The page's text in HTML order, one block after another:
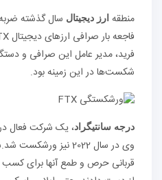
منطقه ارز دیجیتال سال گذشته
فرید، مدیر عامل این صرافی و
شکست‌ها در این زمینه بود.
درجه سانتیگراد، یک شرکت فعال
وی در سال 2022 نیز
قربانی حرص و طمع آنها برای